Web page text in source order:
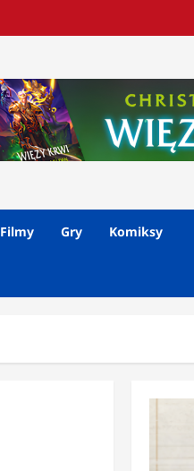
Filmy Gry Komiksy